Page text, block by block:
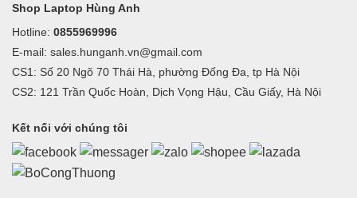
Shop Laptop Hùng Anh
Hotline: 0855969996
E-mail: sales.hunganh.vn@gmail.com
CS1: Số 20 Ngõ 70 Thái Hà, phường Đống Đa, tp Hà Nội
CS2: 121 Trần Quốc Hoàn, Dịch Vọng Hậu, Cầu Giấy, Hà Nội
Kết nối với chúng tôi